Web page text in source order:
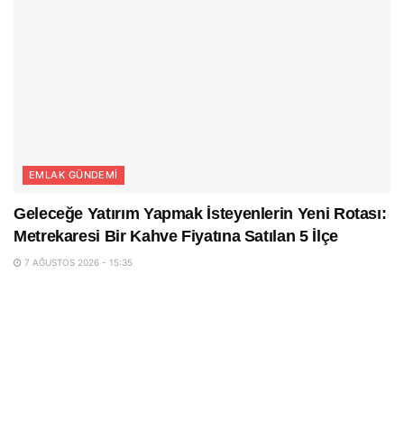
EMLAK GÜNDEMI
Geleceğe Yatırım Yapmak İsteyenlerin Yeni Rotası:
Metrekaresi Bir Kahve Fiyatına Satılan 5 İlçe
7 AĞUSTOS 2026 - 15:35